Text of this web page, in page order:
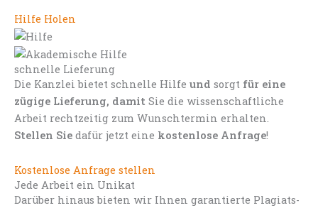
Hilfe Holen
schnelle Lieferung
Die Kanzlei bietet schnelle Hilfe und sorgt für eine
zügige Lieferung, damit Sie die wissenschaftliche
Arbeit rechtzeitig zum Wunschtermin erhalten.
Stellen Sie dafür jetzt eine kostenlose Anfrage!
Kostenlose Anfrage stellen
Jede Arbeit ein Unikat
Darüber hinaus bieten wir Ihnen garantierte Plagiats-